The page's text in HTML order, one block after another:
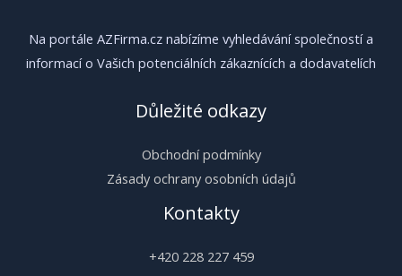
Na portále AZFirma.cz nabízíme vyhledávání společností a
informací o Vašich potenciálních zákaznících a dodavatelích
Důležité odkazy
Obchodní podmínky
Zásady ochrany osobních údajů
Kontakty
+420 228 227 459